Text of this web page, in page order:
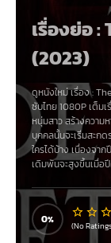
เรื่องย่อ :
(2023)
ดูหนังใหม่ เรื่อง:
ซับไทย1080P เต็ม
หนุ่มสาว สร้างความ
บุคคลนั้นจะเริ่มสะก
ใครได้บ้าง เนื่องจา
เดิมพันจะสูงขึ้นเมื่อ
0 (No